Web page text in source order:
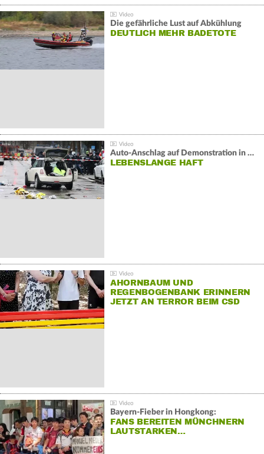
Die gefährliche Lust auf Abkühlung
DEUTLICH MEHR BADETOTE
Auto-Anschlag auf Demonstration in München:
LEBENSLANGE HAFT
AHORNBAUM UND
REGENBOGENBANK ERINNERN
JETZT AN TERROR BEIM CSD
Bayern-Fieber in Hongkong:
FANS BEREITEN MÜNCHNERN
LAUTSTARKEN…